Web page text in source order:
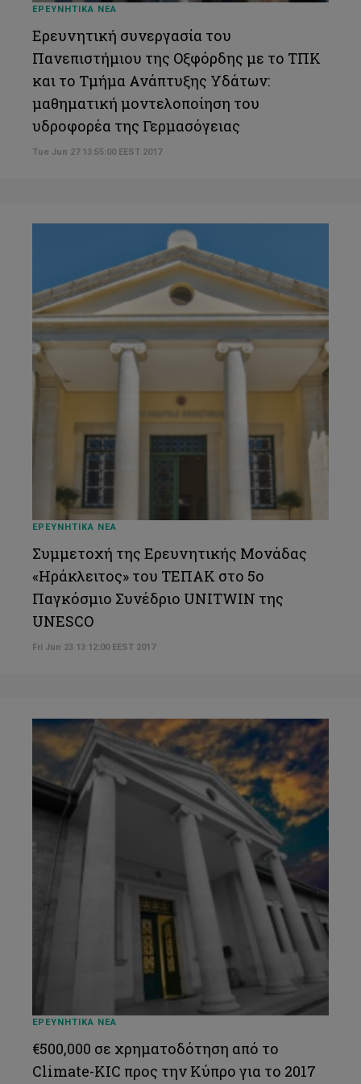
ΕΡΕΥΝΗΤΙΚΑ ΝΕΑ
Ερευνητική συνεργασία του
Πανεπιστήμιου της Οξφόρδης με το ΤΠΚ
και το Τμήμα Ανάπτυξης Υδάτων:
μαθηματική μοντελοποίηση του
υδροφορέα της Γερμασόγειας
Tue Jun 27 13:55:00 EEST 2017
ΕΡΕΥΝΗΤΙΚΑ ΝΕΑ
Συμμετοχή της Ερευνητικής Μονάδας
«Ηράκλειτος» του ΤΕΠΑΚ στο 5ο
Παγκόσμιο Συνέδριο UNITWIN της
UNESCO
Fri Jun 23 13:12:00 EEST 2017
ΕΡΕΥΝΗΤΙΚΑ ΝΕΑ
€500,000 σε χρηματοδότηση από το
Climate-KIC προς την Κύπρο για το 2017